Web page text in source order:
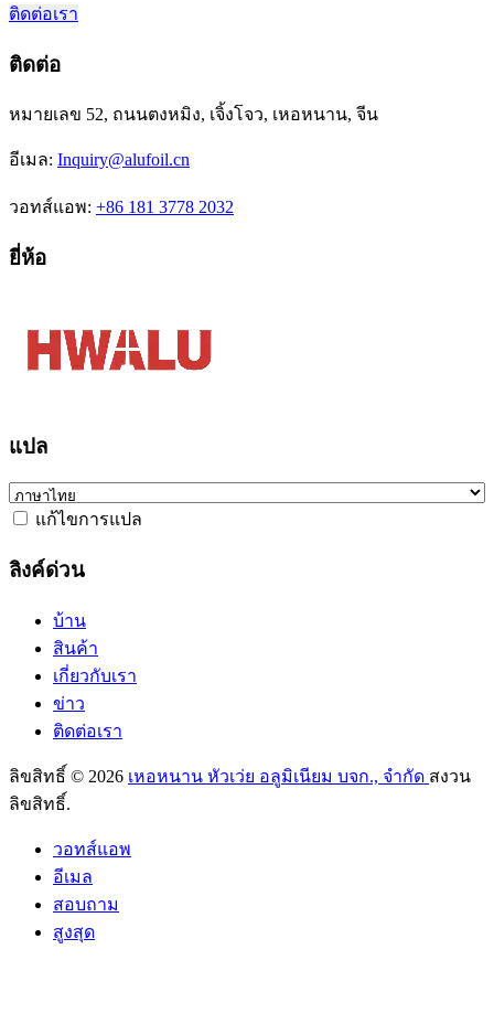
ติดต่อเรา
ติดต่อ
หมายเลข 52, ถนนตงหมิง, เจิ้งโจว, เหอหนาน, จีน
อีเมล: Inquiry@alufoil.cn
วอทส์แอพ: +86 181 3778 2032
ยี่ห้อ
แปล
แก้ไขการแปล
ลิงค์ด่วน
บ้าน
สินค้า
เกี่ยวกับเรา
ข่าว
ติดต่อเรา
ลิขสิทธิ์ © 2026 เหอหนาน หัวเว่ย อลูมิเนียม บจก., จำกัด สงวน
ลิขสิทธิ์.
วอทส์แอพ
อีเมล
สอบถาม
สูงสุด